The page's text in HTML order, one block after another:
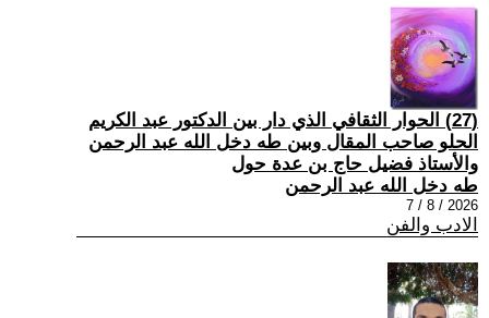
(27) الحوار الثقافي الذي دار بين الدكتور عبد الكريم
الحلو صاحب المقال وبين طه دخل الله عبد الرحمن
والأستاذ فضيل حاج بن عدة حول
طه دخل الله عبد الرحمن
2026 / 8 / 7
الادب والفن